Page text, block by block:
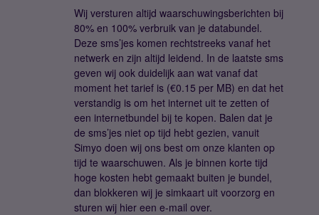
Wij versturen altijd waarschuwingsberichten bij
80% en 100% verbruik van je databundel.
Deze sms’jes komen rechtstreeks vanaf het
netwerk en zijn altijd leidend. In de laatste sms
geven wij ook duidelijk aan wat vanaf dat
moment het tarief is (€0.15 per MB) en dat het
verstandig is om het internet uit te zetten of
een internetbundel bij te kopen. Balen dat je
de sms’jes niet op tijd hebt gezien, vanuit
Simyo doen wij ons best om onze klanten op
tijd te waarschuwen. Als je binnen korte tijd
hoge kosten hebt gemaakt buiten je bundel,
dan blokkeren wij je simkaart uit voorzorg en
sturen wij hier een e-mail over.